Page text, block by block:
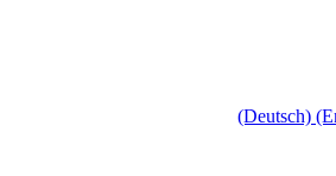
(Deutsch)